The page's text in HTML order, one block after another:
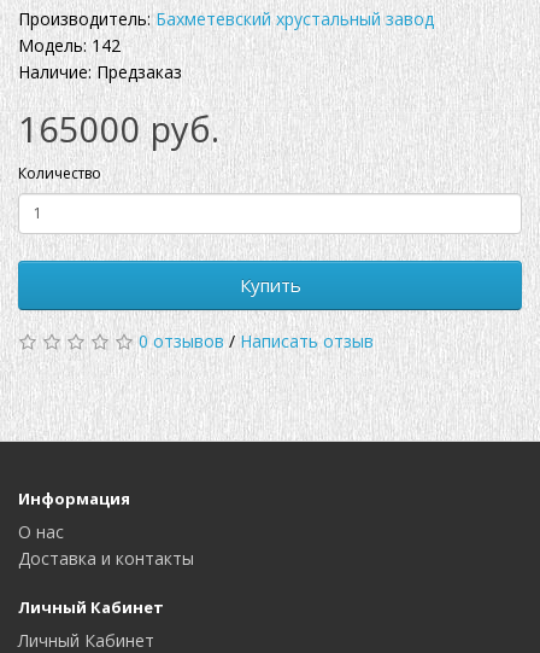
Производитель:Бахметевский хрустальный завод
Модель: 142
Наличие: Предзаказ
165000 руб.
Количество
Купить
0 отзывов / Написать отзыв
Информация
О нас
Доставка и контакты
Личный Кабинет
Личный Кабинет